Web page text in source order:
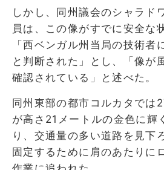
しかし、同州議会のシャラド
員は、この像がすでに安全な
「西ベンガル州当局の技術者
と判断された」とし、「像が
確認されている」と述べた。
同州東部の都市コルカタでは
が高さ21メートルの金色に輝
り、交通量の多い道路を見下
固定するために肩のあたりに